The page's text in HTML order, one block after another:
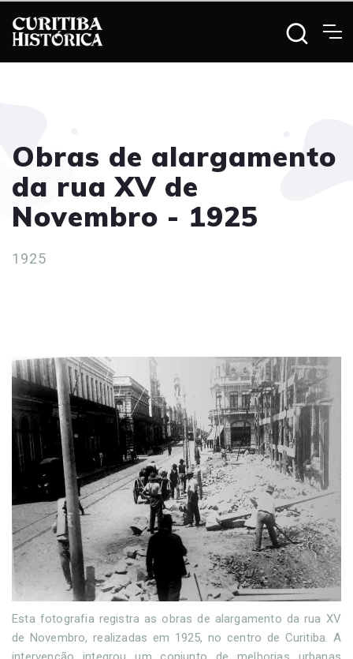
Obras de alargamento
da rua XV de
Novembro - 1925
1925
Esta fotografia registra as obras de alargamento da rua XV
de Novembro, realizadas em 1925, no centro de Curitiba. A